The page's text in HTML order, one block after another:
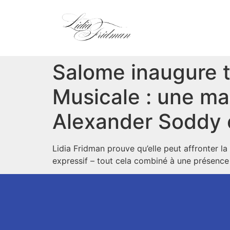
Salome inaugure
Musicale : une
Alexander Soddy
Lidia Fridman prouve qu’elle peut affronter
expressif – tout cela combiné à une